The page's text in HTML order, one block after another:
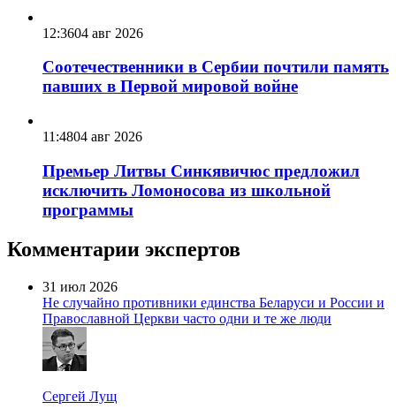
12:3604 авг 2026
Соотечественники в Сербии почтили память
павших в Первой мировой войне
11:4804 авг 2026
Премьер Литвы Синкявичюс предложил
исключить Ломоносова из школьной
программы
Комментарии экспертов
31 июл 2026
Не случайно противники единства Беларуси и России и
Православной Церкви часто одни и те же люди
Сергей Лущ